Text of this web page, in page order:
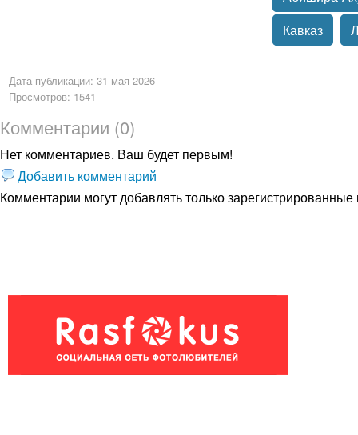
Кавказ
Дата публикации: 31 мая 2026
Просмотров: 1541
Комментарии (0)
Нет комментариев. Ваш будет первым!
Добавить комментарий
Комментарии могут добавлять толькозарегистрированные